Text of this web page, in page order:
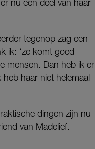
tegenop zag een
ik: ‘ze komt goed
mensen. Dan heb ik er
haar niet helemaal
dingen zijn nu
van Madelief.